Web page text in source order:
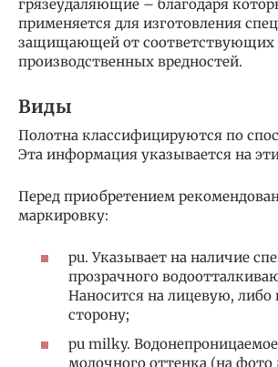
грязеудаляющие – благодаря
применяется для изготовления
защищающей от соответствующих
производственных вредностей.
Виды
Полотна классифицируются по
Эта информация указывается на
Перед приобретением
маркировку:
pu. Указывает на наличие
прозрачного
Наносится на лицевую,
сторону;
pu milky.
молочного оттенка (на